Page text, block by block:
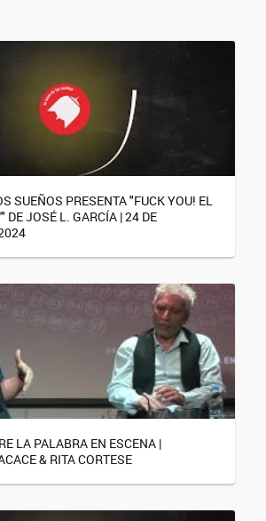
SUEÑOS PRESENTA "FUCK YOU! EL
DE JOSÉ L. GARCÍA | 24 DE
LA PALABRA EN ESCENA |
& RITA CORTESE